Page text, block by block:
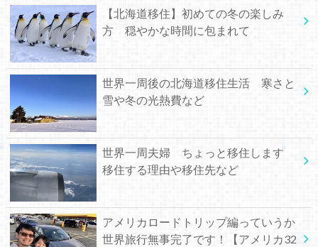
【北海道移住】初めての冬の楽しみ
方 穏やかな時間に包まれて
世界一周後の北海道移住生活 寒さと
雪や冬の光熱費など
世界一周夫婦 ちょっと移住します
移住する理由や移住先など
アメリカロードトリップ編っていうか
世界旅行無事完了です！【アメリカ32